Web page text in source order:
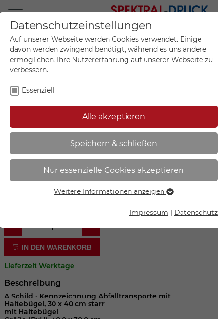
Mo.-Fr. 09:00-17:00
+49 (0)711 55 75 25
Mein Konto
Mein Warenkorb
Sie sind hier: Start
Warntafel - Kennzeichnung
Abfalltransporte | (A-Tafel), starr -
IN DEN WARENKORB
Lieferzeit Werktage
Beschreibung
A Schild - Kennzeichnung Abfalltransporte mit
Haltebügel, 30 x 40 cm starr
mit Haltebügel
Datenschutzeinstellungen
Auf unserer Webseite werden Cookies verwendet. Einige
davon werden zwingend benötigt, während es uns andere
ermöglichen, Ihre Nutzererfahrung auf unserer Webseite zu
verbessern.
Essenziell
Alle akzeptieren
Speichern & schließen
Nur essenzielle Cookies akzeptieren
Essenziell
Essenzielle Cookies werden für grundlegende Funktionen
die Webseite einwandfrei funktioniert.
Name cookie_optin
Laufzeit 1 Jahr
Cookie-Informationen anzeigen
Weitere Informationen anzeigen
Impressum Datenschutz